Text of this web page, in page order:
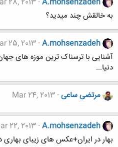
به خالقش چند میدید؟
A.mohsenzadeh
25, 2013
آشنایی با ترسناک ترین موزه های
دنیا...
مرتضی ساعی Mar 24, 2013
A.mohsenzadeh
22, 2013
بهار در ایران+عکس های زیبای بهاری